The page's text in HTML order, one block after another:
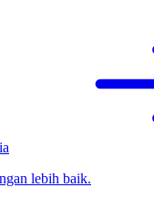
lebih baik.